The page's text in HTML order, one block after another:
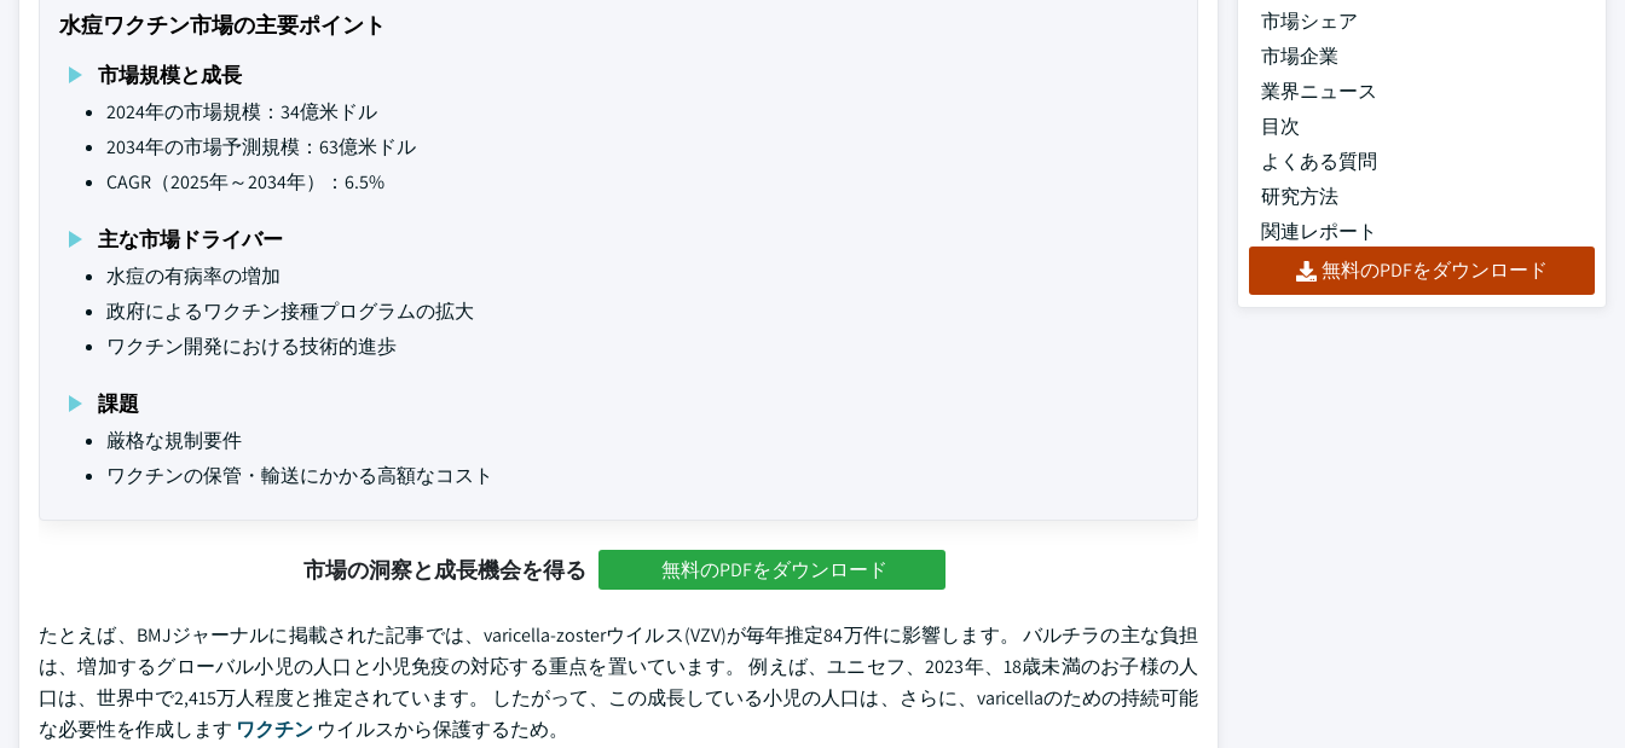
水痘ワクチン市場の主要ポイント
市場規模と成長
2024年の市場規模：34億米ドル
2034年の市場予測規模：63億米ドル
CAGR（2025年～2034年）：6.5%
主な市場ドライバー
水痘の有病率の増加
政府によるワクチン接種プログラムの拡大
ワクチン開発における技術的進歩
課題
厳格な規制要件
ワクチンの保管・輸送にかかる高額なコスト
市場の洞察と成長機会を得る 無料のPDFをダウンロード
たとえば、BMJジャーナルに掲載された記事では、varicella-zosterウイルス(VZV)が毎年推定84万件に影響します。 バルチラの主な負担
は、増加するグローバル小児の人口と小児免疫の対応する重点を置いています。 例えば、ユニセフ、2023年、18歳未満のお子様の人
口は、世界中で2,415万人程度と推定されています。 したがって、この成長している小児の人口は、さらに、varicellaのための持続可能
な必要性を作成します ワクチン ウイルスから保護するため。
市場シェア
市場企業
業界ニュース
目次
よくある質問
研究方法
関連レポート
無料のPDFをダウンロード